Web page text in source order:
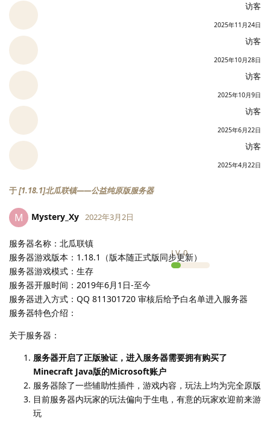
访客
2025年11月24日
访客
2025年10月28日
访客
2025年10月9日
访客
2025年6月22日
访客
2025年4月22日
于[1.18.1]北瓜联镇——公益纯原版服务器
M Mystery_Xy
LV.0
2022年3月2日
服务器名称：北瓜联镇
服务器游戏版本：1.18.1（版本随正式版同步更新）
服务器游戏模式：生存
服务器开服时间：2019年6月1日-至今
服务器进入方式：QQ 811301720 审核后给予白名单进入服务器
服务器特色介绍：
关于服务器：
服务器开启了正版验证，进入服务器需要拥有购买了
Minecraft Java版的Microsoft账户
服务器除了一些辅助性插件，游戏内容，玩法上均为完全原版
目前服务器内玩家的玩法偏向于生电，有意的玩家欢迎前来游
玩